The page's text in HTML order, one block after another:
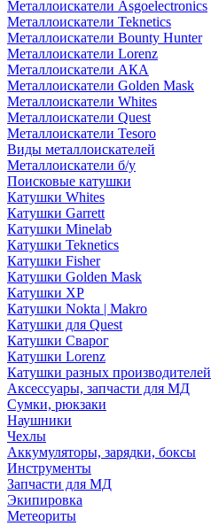
Металлоискатели Asgoelectronics
Металлоискатели Teknetics
Металлоискатели Bounty Hunter
Металлоискатели Lorenz
Металлоискатели АКА
Металлоискатели Golden Mask
Металлоискатели Whites
Металлоискатели Quest
Металлоискатели Tesoro
Виды металлоискателей
Металлоискатели б/у
Поисковые катушки
Катушки Whites
Катушки Garrett
Катушки Minelab
Катушки Teknetics
Катушки Fisher
Катушки Golden Mask
Катушки XP
Катушки Nokta | Makro
Катушки для Quest
Катушки Сварог
Катушки Lorenz
Катушки разных производителей
Аксессуары, запчасти для МД
Сумки, рюкзаки
Наушники
Чехлы
Аккумуляторы, зарядки, боксы
Инструменты
Запчасти для МД
Экипировка
Метеориты